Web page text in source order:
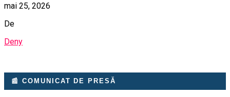
mai 25, 2026
De
Deny
📰 COMUNICAT DE PRESĂ